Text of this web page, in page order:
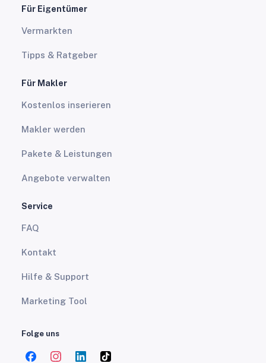
Für Eigentümer
Vermarkten
Tipps & Ratgeber
Für Makler
Kostenlos inserieren
Makler werden
Pakete & Leistungen
Angebote verwalten
Service
FAQ
Kontakt
Hilfe & Support
Marketing Tool
Folge uns